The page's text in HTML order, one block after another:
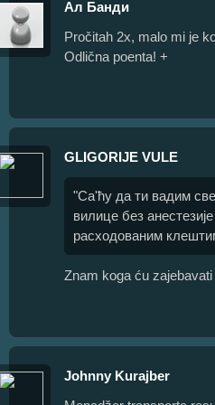
Ал Банди
Pročitah 2x, malo mi je
Odlična poenta! +
GLIGORIJE VULE
"Са'ћу да ти вадим
вилице без
расходованим
Znam koga ću
Johnny Kurajber